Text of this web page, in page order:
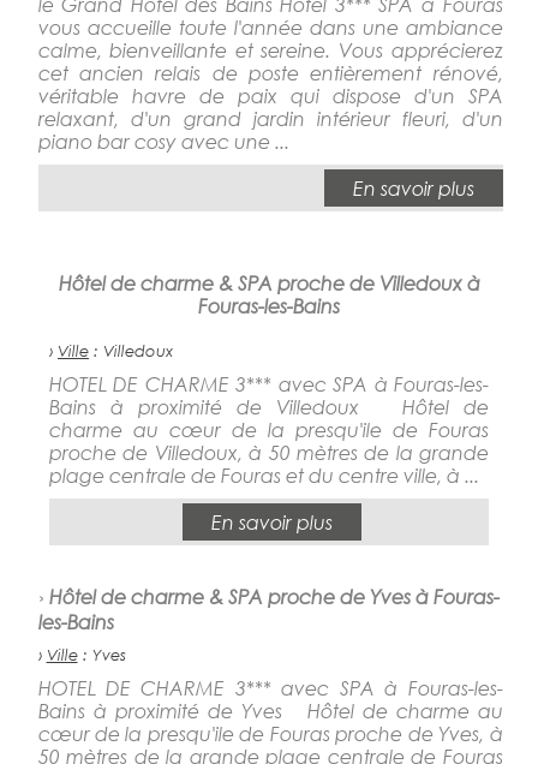
vous accueille toute l'année dans une ambiance
calme, bienveillante et sereine. Vous apprécierez
cet ancien relais de poste entièrement rénové,
véritable havre de paix qui dispose d'un SPA
relaxant, d'un grand jardin intérieur fleuri, d'un
piano bar cosy avec une ...
En savoir plus
Hôtel de charme & SPA proche de Villedoux à
Fouras-les-Bains
› Ville : Villedoux
HOTEL DE CHARME 3*** avec SPA à Fouras-les-
Bains à proximité de Villedoux Hôtel de
charme au cœur de la presqu'ile de Fouras
proche de Villedoux, à 50 mètres de la grande
plage centrale de Fouras et du centre ville, à ...
En savoir plus
› Hôtel de charme & SPA proche de Yves à Fouras-
les-Bains
› Ville: Yves
HOTEL DE CHARME 3*** avec SPA à Fouras-les-
Bains à proximité de Yves Hôtel de charme au
cœur de la presqu'ile de Fouras proche de Yves, à
50 mètres de la grande plage centrale de Fouras